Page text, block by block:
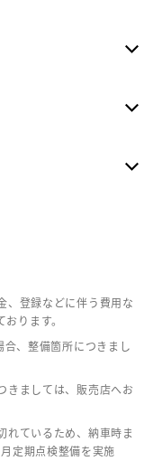
、登録などに伴う費用な
ります。
、整備箇所につきまし
きましては、販売店へお
れているため、納車時ま
定期点検整備を実施